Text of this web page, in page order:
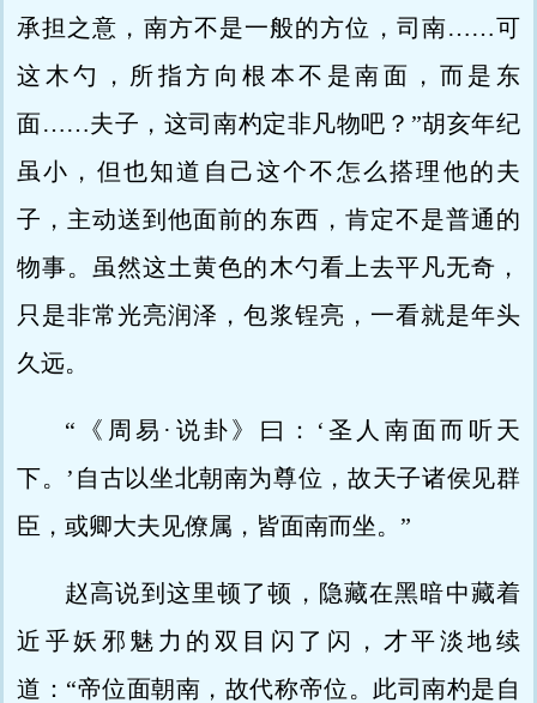
承担之意，南方不是一般的方位，司南……可
这木勺，所指方向根本不是南面，而是东
面……夫子，这司南杓定非凡物吧？”胡亥年纪
虽小，但也知道自己这个不怎么搭理他的夫
子，主动送到他面前的东西，肯定不是普通的
物事。虽然这土黄色的木勺看上去平凡无奇，
只是非常光亮润泽，包浆锃亮，一看就是年头
久远。
“《周易·说卦》曰：‘圣人南面而听天
下。’自古以坐北朝南为尊位，故天子诸侯见群
臣，或卿大夫见僚属，皆面南而坐。”
赵高说到这里顿了顿，隐藏在黑暗中藏着
近乎妖邪魅力的双目闪了闪，才平淡地续
道：“帝位面朝南，故代称帝位。此司南杓是自